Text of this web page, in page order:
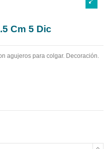
Cm 5 Dic
agujeros para colgar. Decoración.
AZUL